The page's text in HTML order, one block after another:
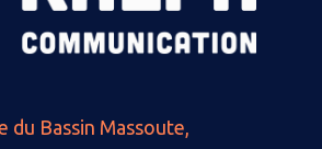
du Bassin Massoute,